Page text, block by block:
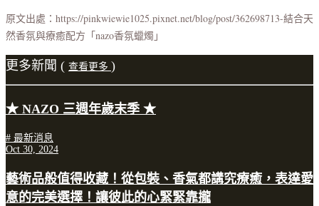
原文出處：https://pinkwiewie1025.pixnet.net/blog/post/362698713-結合天
然香氛與療癒配方「nazo香氛蠟燭」
更多新聞 ( 查看更多 )
★ NAZO 三週年歲末季 ★
# 最新消息
Oct 30, 2024
藝術品般值得收藏！從包裝、香氣都講究療癒，表達愛
意的完美選擇！讓彼此的心緊緊靠攏